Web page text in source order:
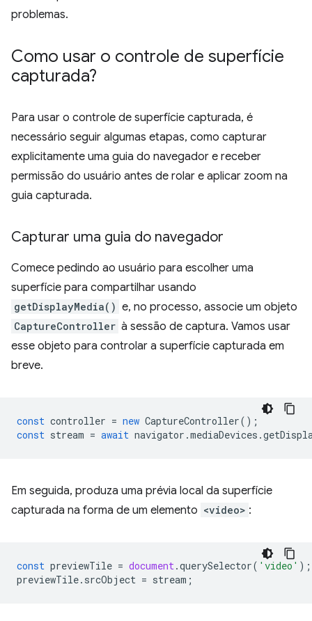
problemas.
Como usar o controle de superfície
capturada?
Para usar o controle de superfície capturada, é
necessário seguir algumas etapas, como capturar
explicitamente uma guia do navegador e receber
permissão do usuário antes de rolar e aplicar zoom na
guia capturada.
Capturar uma guia do navegador
Comece pedindo ao usuário para escolher uma
superfície para compartilhar usando
getDisplayMedia() e, no processo, associe um objeto
CaptureController à sessão de captura. Vamos usar
esse objeto para controlar a superfície capturada em
breve.
const controller = new CaptureController();
const stream = await navigator .mediaDevices .
Em seguida, produza uma prévia local da superfície
capturada na forma de um elemento <video> :
const previewTile = document.querySelector( 'video' );
previewTile. srcObject = stream ;